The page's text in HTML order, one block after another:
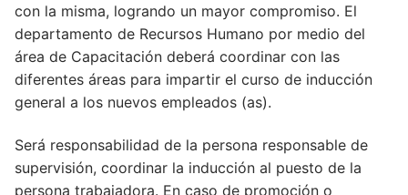
con la misma, logrando un mayor compromiso. El
departamento de Recursos Humano por medio del
área de Capacitación deberá coordinar con las
diferentes áreas para impartir el curso de inducción
general a los nuevos empleados (as).
Será responsabilidad de la persona responsable de
supervisión, coordinar la inducción al puesto de la
persona trabajadora. En caso de promoción o